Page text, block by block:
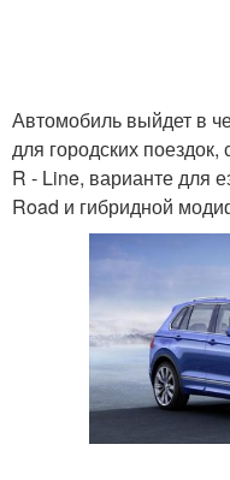
Автомобиль выйдет в
для городских
R - Line, варианте для
Road и гибридной